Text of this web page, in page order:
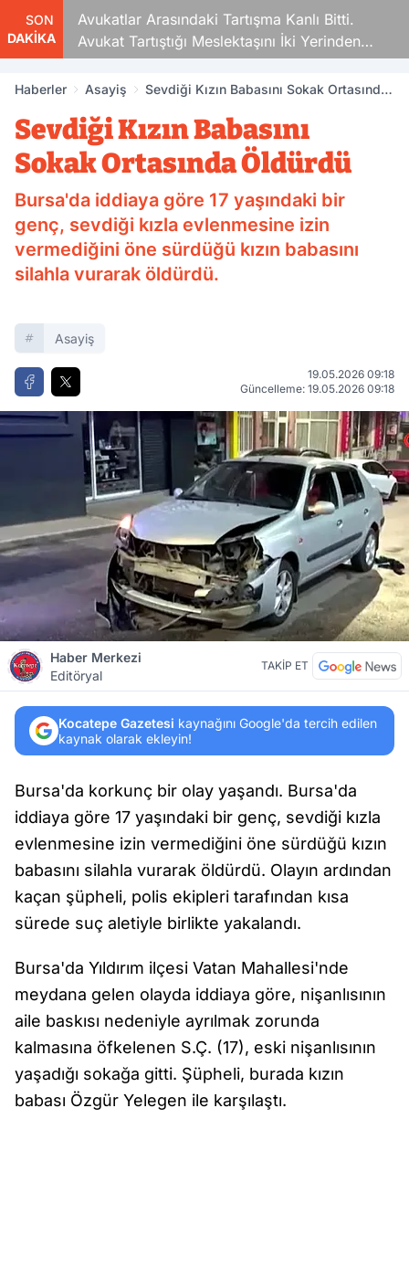
SON
DAKİKA
Avukatlar Arasındaki Tartışma Kanlı Bitti.
Avukat Tartıştığı Meslektaşını İki Yerinden
Vurdu
Haberler Asayiş
Sevdiği Kızın Babasını Sokak Ortasında
Sevdiği Kızın Babasını
Sokak Ortasında Öldürdü
Bursa'da iddiaya göre 17 yaşındaki bir
genç, sevdiği kızla evlenmesine izin
vermediğini öne sürdüğü kızın babasını
silahla vurarak öldürdü.
Asayiş
19.05.2026 09:18
Güncelleme: 19.05.2026 09:18
Haber Merkezi
Editöryal
TAKİP ET
Kocatepe Gazetesi kaynağını Google'da tercih edilen
kaynak olarak ekleyin!
Bursa'da korkunç bir olay yaşandı. Bursa'da
iddiaya göre 17 yaşındaki bir genç, sevdiği kızla
evlenmesine izin vermediğini öne sürdüğü kızın
babasını silahla vurarak öldürdü. Olayın ardından
kaçan şüpheli, polis ekipleri tarafından kısa
sürede suç aletiyle birlikte yakalandı.
Bursa'da Yıldırım ilçesi Vatan Mahallesi'nde
meydana gelen olayda iddiaya göre, nişanlısının
aile baskısı nedeniyle ayrılmak zorunda
kalmasına öfkelenen S.Ç. (17), eski nişanlısının
yaşadığı sokağa gitti. Şüpheli, burada kızın
babası Özgür Yelegen ile karşılaştı.